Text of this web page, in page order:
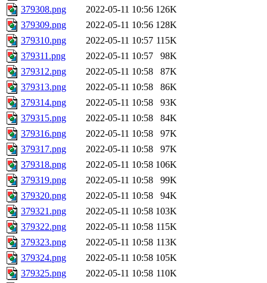
379308.png
2022-05-11 10:56 126K
379309.png
2022-05-11 10:56 128K
379310.png
2022-05-11 10:57 115K
379311.png
2022-05-11 10:57
98K
379312.png
2022-05-11 10:58
87K
379313.png
2022-05-11 10:58
86K
379314.png
2022-05-11 10:58
93K
379315.png
2022-05-11 10:58
84K
379316.png
2022-05-11 10:58
97K
379317.png
2022-05-11 10:58
97K
379318.png
2022-05-11 10:58 106K
379319.png
2022-05-11 10:58
99K
379320.png
2022-05-11 10:58
94K
379321.png
2022-05-11 10:58 103K
379322.png
2022-05-11 10:58 115K
379323.png
2022-05-11 10:58 113K
379324.png
2022-05-11 10:58 105K
379325.png
2022-05-11 10:58 110K